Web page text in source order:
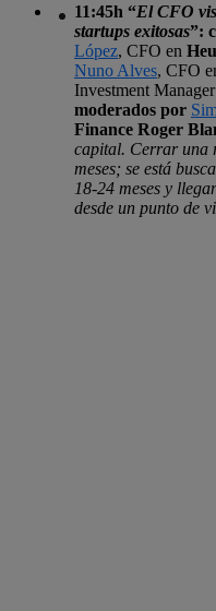
11:45h “El CFO
startups exitosas”:
López, CFO en
Nuno Alves, CFO
Investment
moderados por
Finance Roger
capital. Cerrar una
meses; se está
18-24 meses y
desde un punto de